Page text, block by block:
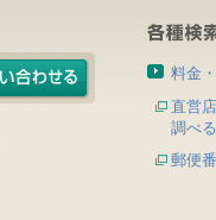
料金
直営
調べる
郵便